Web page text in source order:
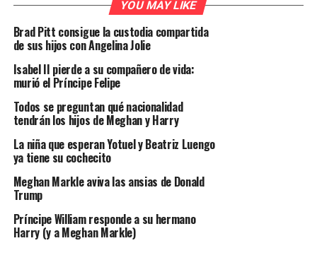
YOU MAY LIKE
Brad Pitt consigue la custodia compartida
de sus hijos con Angelina Jolie
Isabel II pierde a su compañero de vida:
murió el Príncipe Felipe
Todos se preguntan qué nacionalidad
tendrán los hijos de Meghan y Harry
La niña que esperan Yotuel y Beatriz Luengo
ya tiene su cochecito
Meghan Markle aviva las ansias de Donald
Trump
Príncipe William responde a su hermano
Harry (y a Meghan Markle)